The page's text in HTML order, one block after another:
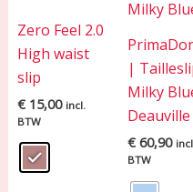
Zero Feel 2.0
High waist
slip
€15,00 incl.
BTW
|
Milky
Deauville
€60,90
BTW